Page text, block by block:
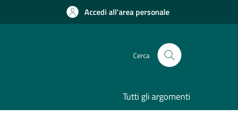
Accedi all'area personale
Cerca
Tutti gli argomenti